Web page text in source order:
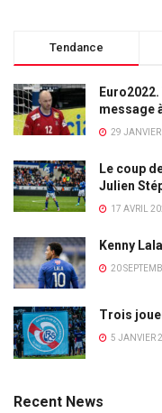
Tendance
message
29 JANVIER
Le coup
Julien
17 AVRIL
Kenny
20
Trois
5 JANVIER
Recent News